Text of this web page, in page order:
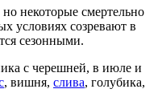
некоторые смертельно
условиях созревают в
сезонными.
с черешней, в июле и
, вишня, слива, голубика,